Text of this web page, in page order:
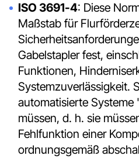
ISO 3691-4: Diese
Maßstab für
Gabelstapler fest,
Funktionen,
Systemzuverlässigkeit.
automatisierte Systeme
müssen, d. h. sie
Fehlfunktion einer
ordnungsgemäß